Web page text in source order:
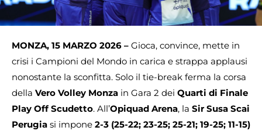
MONZA, 15 MARZO 2026 – Gioca, convince, mette in
crisi i Campioni del Mondo in carica e strappa applausi
nonostante la sconfitta. Solo il tie-break ferma la corsa
della Vero Volley Monza in Gara 2 dei Quarti di Finale
Play Off Scudetto. All’Opiquad Arena, la Sir Susa Scai
Perugia si impone 2-3 (25-22; 23-25; 25-21; 19-25; 11-15)